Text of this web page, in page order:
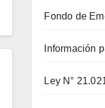
Fondo de
Información
Ley N°